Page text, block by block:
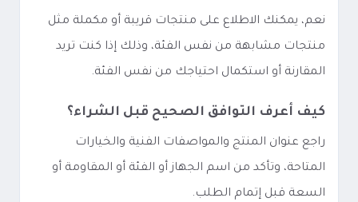
نعم، يمكنك الاطلاع على منتجات قريبة أو مكملة مثل
منتجات مشابهة من نفس الفئة، وذلك إذا كنت تريد
المقارنة أو استكمال احتياجك من نفس الفئة.
كيف أعرف التوافق الصحيح قبل الشراء؟
راجع عنوان المنتج والمواصفات الفنية والخيارات
المتاحة، وتأكد من اسم الجهاز أو الفئة أو المقاومة أو
السعة قبل إتمام الطلب.